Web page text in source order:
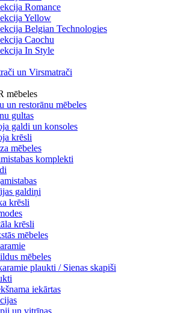
Romance
Yellow
Belgian Technologies
Caochu
In Style
un Virsmatrači
mēbeles
un restorānu mēbeles
gultas
galdi un konsoles
krēsli
mēbeles
komplekti
galdiņi
krēsli
krēsli
mēbeles
mēbeles
plaukti / Sienas skapiši
iekārtas
un vitrīnas